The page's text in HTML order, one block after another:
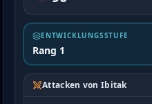
ENTWICKLUNGSSTUFE
Rang 1
Attacken von Ibitak